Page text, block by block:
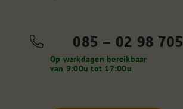
085 – 02 98 705
Op werkdagen bereikbaar
van 9:00u tot 17:00u